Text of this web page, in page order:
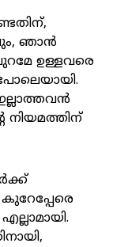
ഞാൻ
ഉള്ളവരെ
നിയമത്തിന്